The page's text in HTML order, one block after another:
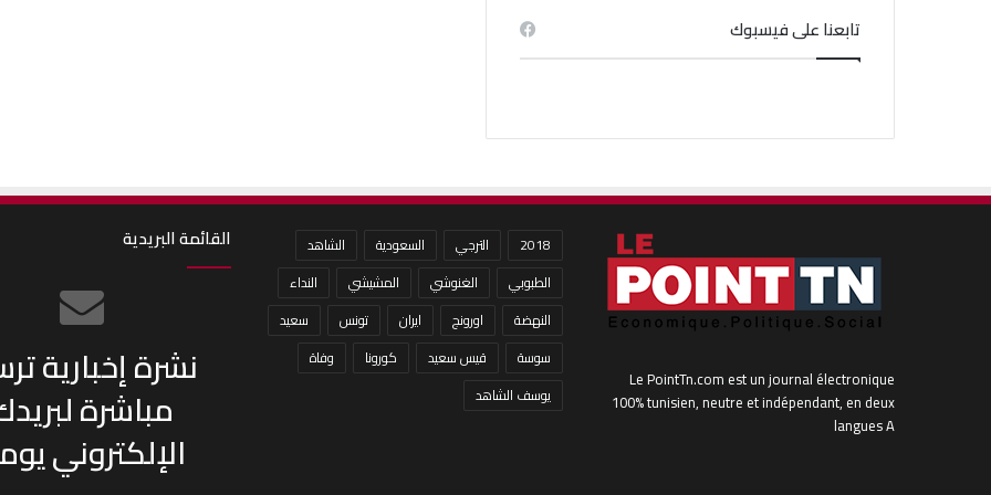
تابعنا على فيسبوك
Le PointTn.com est un journal électronique
100% tunisien, neutre et indépendant, en deux
langues A
2018 الترجي السعودية
الشاهد
الطبوبي
الغنوشي المشيشي
النداء
النهضة
اورونج ايران تونس
سعيد
سوسة
قيس سعيد كورونا
وفاة
يوسف الشاهد
القائمة البريدية
نشرة إخبارية
مباشرة
الإلكتروني